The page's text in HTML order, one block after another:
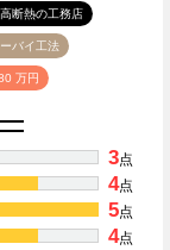
断熱の工務店
バイ工法
万円
3点
4点
5点
4点